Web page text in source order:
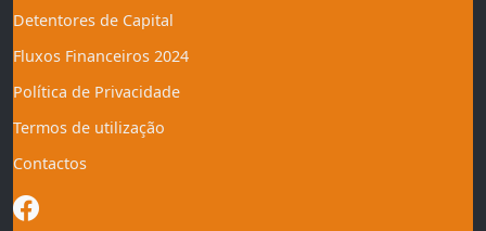
Detentores de Capital
Fluxos Financeiros 2024
Política de Privacidade
Termos de utilização
Contactos